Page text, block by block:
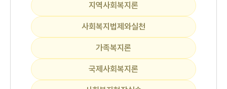
지역사회복지론
사회복지법제와실천
가족복지론
국제사회복지론